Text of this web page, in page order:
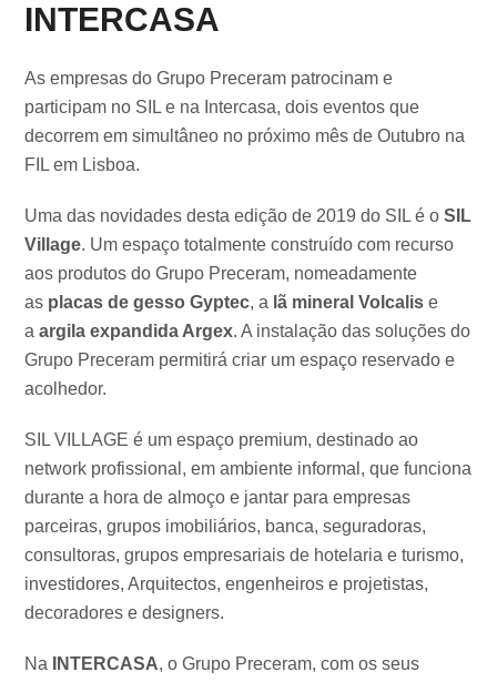
INTERCASA
As empresas do Grupo Preceram patrocinam e
participam no SIL e na Intercasa, dois eventos que
decorrem em simultâneo no próximo mês de Outubro na
FIL em Lisboa.
Uma das novidades desta edição de 2019 do SIL é oSIL
Village. Um espaço totalmente construído com recurso
aos produtos do Grupo Preceram, nomeadamente
as placas de gesso Gyptec, a lã mineral Volcalise
a argila expandida Argex. A instalação das soluções do
Grupo Preceram permitirá criar um espaço reservado e
acolhedor.
SIL VILLAGE é um espaço premium, destinado ao
network profissional, em ambiente informal, que funciona
durante a hora de almoço e jantar para empresas
parceiras, grupos imobiliários, banca, seguradoras,
consultoras, grupos empresariais de hotelaria e turismo,
investidores, Arquitectos, engenheiros e projetistas,
decoradores e designers.
Na INTERCASA, o Grupo Preceram, com os seus